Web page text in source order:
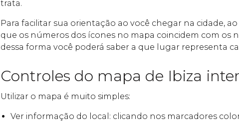
trata.
Para facilitar sua orientação ao você chegar na cidade,
que os números dos ícones no mapa coincidem com os
dessa forma você poderá saber a que lugar representa
Controles do mapa de Ibiza
Utilizar o mapa é muito simples:
Ver informação do local: clicando nos marcadores